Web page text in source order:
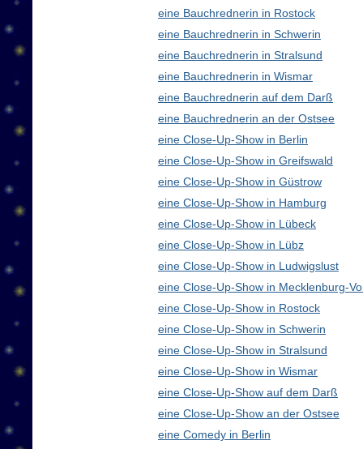
eine Bauchrednerin in Rostock
eine Bauchrednerin in Schwerin
eine Bauchrednerin in Stralsund
eine Bauchrednerin in Wismar
eine Bauchrednerin auf dem Darß
eine Bauchrednerin an der Ostsee
eine Close-Up-Show in Berlin
eine Close-Up-Show in Greifswald
eine Close-Up-Show in Güstrow
eine Close-Up-Show in Hamburg
eine Close-Up-Show in Lübeck
eine Close-Up-Show in Lübz
eine Close-Up-Show in Ludwigslust
eine Close-Up-Show in Mecklenburg-
eine Close-Up-Show in Rostock
eine Close-Up-Show in Schwerin
eine Close-Up-Show in Stralsund
eine Close-Up-Show in Wismar
eine Close-Up-Show auf dem Darß
eine Close-Up-Show an der Ostsee
eine Comedy in Berlin